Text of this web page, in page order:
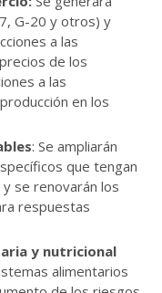
G-20 y otros) y
a las
de los
a las
en los
: Se ampliarán
que tengan
se renovarán los
respuestas
y nutricional
alimentarios